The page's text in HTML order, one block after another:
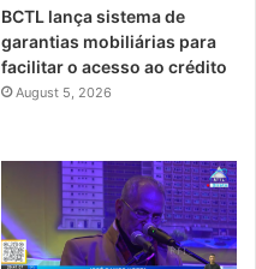
BCTL lança sistema de
garantias mobiliárias para
facilitar o acesso ao crédito
August 5, 2026